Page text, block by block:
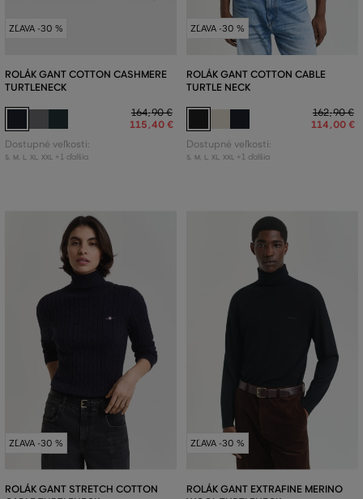
ZĽAVA -30 %
ROLÁK GANT COTTON CASHMERE
TURTLENECK
164,90 €
115,40 €
Dostupné veľkosti:
S, M L XL XXL +1 ďalšia
ZĽAVA -30 %
ROLÁK GANT COTTON CABLE
TURTLE NECK
162,90 €
114,00 €
Dostupné veľkosti:
S, M L XL XXL +1 ďalšia
ZĽAVA -30 %
ROLÁK GANT STRETCH COTTON
ZĽAVA -30 %
ROLÁK GANT EXTRAFINE MERINO